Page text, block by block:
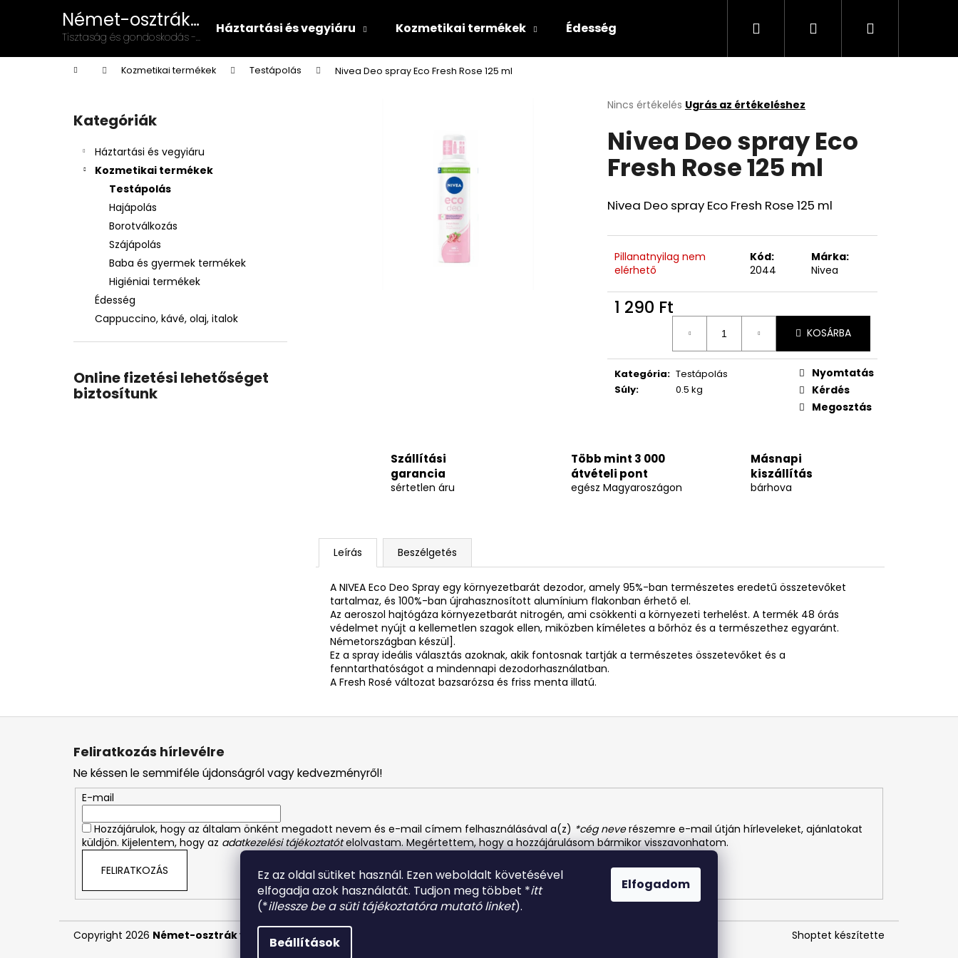
Ez az oldal sütiket használ. Ezen weboldalt követésével
elfogadja azok használatát. Tudjon meg többet *itt
(*illessze be a süti tájékoztatóra mutató linket).
Beállítások
Elfogadom
Német-osztrák
vegyiáru és
illatszer
Tisztaság és gondoskodás -
német-osztrák minőség a
mindennapokban!
Háztartási és vegyiáru Kozmetikai termékek Édesség Cappuccino, kávé, olaj, italok Üzleti feltételek
KeresésBejelentkezés
Kosár
KezdőlapKozmetikai termékek Testápolás Nivea Deo spray Eco Fresh Rose 125 ml
Kategóriák
átugrása
Kategóriák
Háztartási és vegyiáru
Kozmetikai termékek
Testápolás
Hajápolás
Borotválkozás
Szájápolás
Baba és gyermek termékek
Higiéniai termékek
Édesség
Cappuccino, kávé, olaj, italok
Online fizetési lehetőséget
biztosítunk
A
átlagos
értékelése
5-
ből
csillag.
Nincs értékelés Ugrás az értékeléshez
Nivea Deo spray Eco
Fresh Rose 125 ml
Nivea Deo spray Eco Fresh Rose 125 ml
Pillanatnyilag nem
elérhető
Kód:
2044
Márka:
Nivea
1 290 Ft
KOSÁRBA
Kategória: Testápolás
Súly: 0.5 kg
Nyomtatás
Kérdés
Megosztás
Szállítási
garancia
sértetlen áru
Több mint 3 000
átvételi pont
egész Magyaroszágon
Másnapi
kiszállítás
bárhova
Leírás Beszélgetés
A NIVEA Eco Deo Spray egy környezetbarát dezodor, amely 95%-ban természetes eredetű összetevőket
tartalmaz, és 100%-ban újrahasznosított alumínium flakonban érhető el.
Az aeroszol hajtógáza környezetbarát nitrogén, ami csökkenti a környezeti terhelést. A termék 48 órás
védelmet nyújt a kellemetlen szagok ellen, miközben kíméletes a bőrhöz és a természethez egyaránt.
Németországban készül].
Ez a spray ideális választás azoknak, akik fontosnak tartják a természetes összetevőket és a
fenntarthatóságot a mindennapi dezodorhasználatban.
A Fresh Rosé változat bazsarózsa és friss menta illatú.
á
Vissza
a boltba
Vissza
a boltba
Mit keres?
L
Feliratkozás hírlevélre
Ne késsen le semmiféle újdonságról vagy kedvezményről!
E-mail
Hozzájárulok, hogy az általam önként megadott nevem és e-mail címem felhasználásával a(z) *cég neverészemre e-mail útján hírleveleket, ajánlatokat
küldjön. Kijelentem, hogy az adatkezelési tájékoztatót elolvastam. Megértettem, hogy a hozzájárulásom bármikor visszavonhatom.
FELIRATKOZÁS
Shoptet készítette
Copyright 2026 Német-osztrák vegyiáru és illatszer